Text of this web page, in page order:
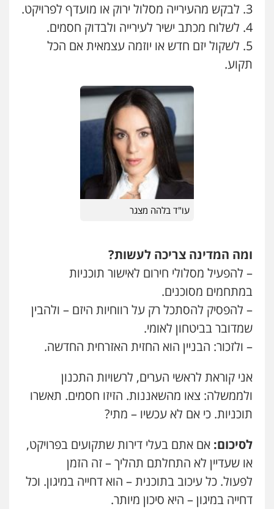
3. לבקש מהעירייה מסלול ירוק או מועדף לפרויקט.
4. לשלוח מכתב ישיר לעירייה ולבדוק חסמים.
5. לשקול יזם חדש או יוזמה עצמאית אם הכל
תקוע.
עו"ד בלהה מצגר
ומה המדינה צריכה לעשות?
– להפעיל מסלולי חירום לאישור תוכניות
במתחמים מסוכנים.
– להפסיק להסתכל רק על רווחיות היזם – ולהבין
שמדובר בביטחון לאומי.
– ולזכור: הבניין הוא החזית האזרחית החדשה.
אני קוראת לראשי הערים, לרשויות התכנון
ולממשלה: צאו מהשאננות. הזיזו חסמים. תאשרו
תוכניות. כי אם לא עכשיו – מתי?
לסיכום: אם אתם בעלי דירות שתקועים בפרויקט,
או שעדיין לא התחלתם תהליך – זה הזמן
לפעול. כל עיכוב בתוכנית – הוא דחייה במיגון. וכל
דחייה במיגון – היא סיכון מיותר.
עו"ד ד"ר איתן פינקלשטיין
כלכלי הלבנת הון חילוט ייעוץ לעורכי דין
מצגר ושות', חברת עורכי דין
נדל"ן / עסקים משפחה תעבורה
הוצאה לפועל
0545402829
אבי אמר משרד עורכי דין
משפחה אזרחי מסחרי
0502130230
אברהם שהבזי – משרד עורכי דין
מיסים כלכלי פלילי פשיעה כלכלית
הון
גיל דביר – משרד עורכי דין
פלילי פשיעה כלכלית
0506217771
עו"ד יאיר בן סימון
פלילי תעבורה אזרחי נזיקין ביטוח
0505719060
חנא בולוס – משרד עורכי דין
פשיעה חמורה
0546661544